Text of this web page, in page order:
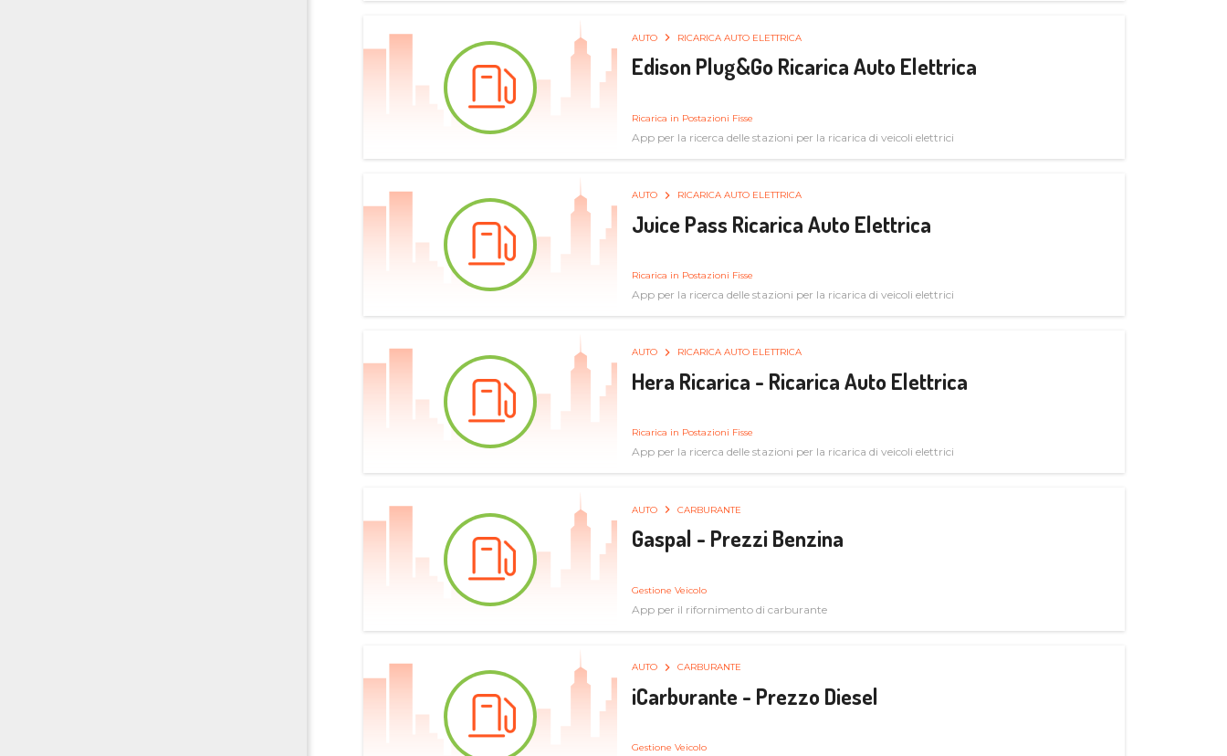
AUTO RICARICA AUTO ELETTRICA
Edison Plug&Go Ricarica Auto Elettrica
Ricarica in Postazioni Fisse
App per la ricerca delle stazioni per la ricarica di veicoli elettrici
AUTO RICARICA AUTO ELETTRICA
Juice Pass Ricarica Auto Elettrica
Ricarica in Postazioni Fisse
App per la ricerca delle stazioni per la ricarica di veicoli elettrici
AUTO RICARICA AUTO ELETTRICA
Hera Ricarica - Ricarica Auto Elettrica
Ricarica in Postazioni Fisse
App per la ricerca delle stazioni per la ricarica di veicoli elettrici
AUTO CARBURANTE
Gaspal - Prezzi Benzina
Gestione Veicolo
App per il rifornimento di carburante
AUTO CARBURANTE
iCarburante - Prezzo Diesel
Gestione Veicolo